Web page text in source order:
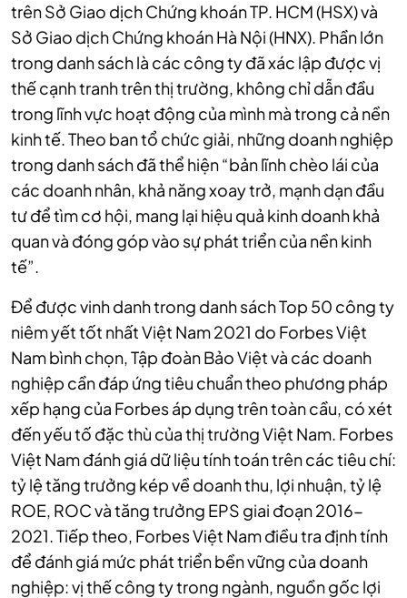
trên Sở Giao dịch Chứng khoán TP. HCM (HSX) và
Sở Giao dịch Chứng khoán Hà Nội (HNX). Phần lớn
trong danh sách là các công ty đã xác lập được vị
thế cạnh tranh trên thị trường, không chỉ dẫn đầu
trong lĩnh vực hoạt động của mình mà trong cả nền
kinh tế. Theo ban tổ chức giải, những doanh nghiệp
trong danh sách đã thể hiện “bản lĩnh chèo lái của
các doanh nhân, khả năng xoay trở, mạnh dạn đầu
tư để tìm cơ hội, mang lại hiệu quả kinh doanh khả
quan và đóng góp vào sự phát triển của nền kinh
tế”.
Để được vinh danh trong danh sách Top 50 công ty
niêm yết tốt nhất Việt Nam 2021 do Forbes Việt
Nam bình chọn, Tập đoàn Bảo Việt và các doanh
nghiệp cần đáp ứng tiêu chuẩn theo phương pháp
xếp hạng của Forbes áp dụng trên toàn cầu, có xét
đến yếu tố đặc thù của thị trường Việt Nam. Forbes
Việt Nam đánh giá dữ liệu tính toán trên các tiêu chí:
tỷ lệ tăng trưởng kép về doanh thu, lợi nhuận, tỷ lệ
ROE, ROC và tăng trưởng EPS giai đoạn 2016-
2021. Tiếp theo, Forbes Việt Nam điều tra định tính
để đánh giá mức phát triển bền vững của doanh
nghiệp: vị thế công ty trong ngành, nguồn gốc lợi